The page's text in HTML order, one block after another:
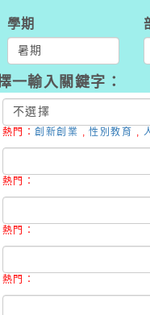
學期
一輸入關鍵字：
熱門：創新創業 ,性別教育 ,
熱門：
熱門：
熱門：